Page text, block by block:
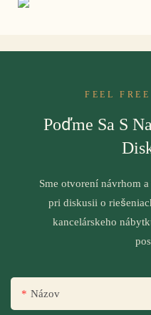
FEEL
Poďme Sa S
Sme otvorení návrhom
pri diskusii o
kancelárskeho
Názov